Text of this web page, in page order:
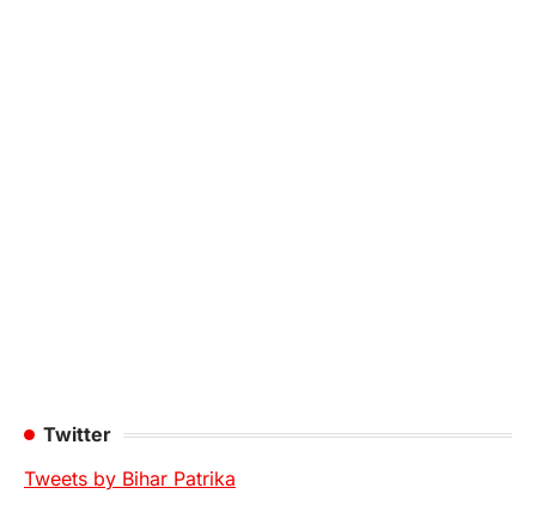
Twitter
Tweets by Bihar Patrika